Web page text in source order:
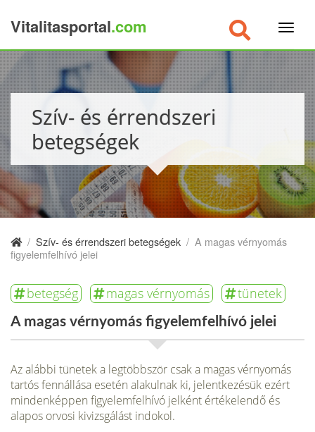
Vitalitasportal.com
Szív- és érrendszeri
betegségek
/ Szív- és érrendszeri betegségek / A magas vérnyomás
figyelemfelhívó jelei
betegség magas vérnyomás tünetek
A magas vérnyomás figyelemfelhívó jelei
Az alábbi tünetek a legtöbbször csak a magas vérnyomás
tartós fennállása esetén alakulnak ki, jelentkezésük ezért
mindenképpen figyelemfelhívó jelként értékelendő és
alapos orvosi kivizsgálást indokol.
×